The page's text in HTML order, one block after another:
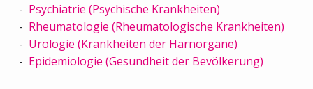
Psychiatrie (Psychische Krankheiten)
Rheumatologie (Rheumatologische Krankheiten)
Urologie (Krankheiten der Harnorgane)
Epidemiologie (Gesundheit der Bevölkerung)